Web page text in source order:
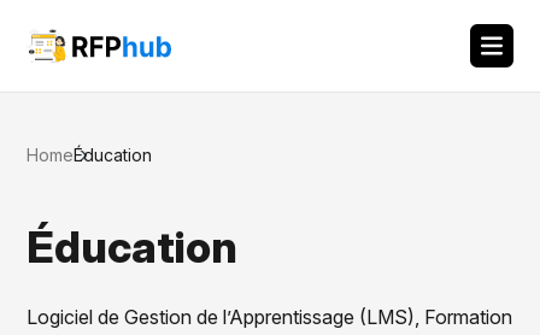
HomeÉducation
Éducation
Logiciel de Gestion de l’Apprentissage (LMS), Formation